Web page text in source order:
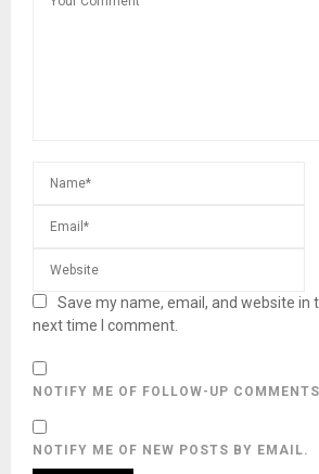
Save my name, email, and website in
next time I comment.
NOTIFY ME OF FOLLOW-UP
NOTIFY ME OF NEW POSTS BY EMAIL.